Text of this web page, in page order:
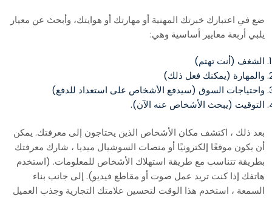
ضع في اعتبارك خبرتك المهنية أو مهارتك أو هوايتك، وأبحث عن معيار
يلبي أربعة معايير أساسية وهي:
الشغف (أنت تهتم)
والمهارة (يمكنك فعل ذلك)
واحتياجات السوق (سيدفع الأشخاص على استعداد للدفع)
التوقيت (يبحث الأشخاص عنه الآن).
بعد ذلك ، اكتشف مكان الأشخاص الذين يحتاجون إلى معرفتك. يمكن
أن يكون موقعًا إلكترونيًا أو منصات السوشيال ميديا ، شارك معرفتك
بطريقة تتناسب مع طريقة استهلاك الأشخاص للمعلومات. (استخدم
هاتفك إذا كنت تريد عمل صوت أو مقاطع فيديو). إلى جانب بناء
السمعة ، استخدم هذا الوقت لتحسين علامتك التجارية وجذب العميل